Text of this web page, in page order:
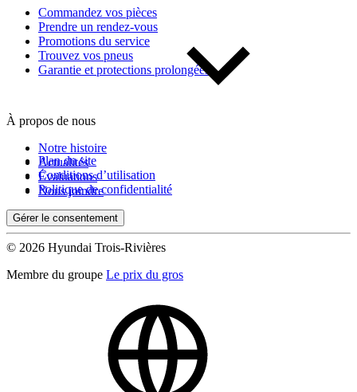
De 5 000 $ à 100 000 $
Paiement hebdo
Kilométrage
De 0 km à 500 000 km
(0)
Commandez vos pièces
Prendre un rendez-vous
Promotions du service
Trouvez vos pneus
Garantie et protections prolongées
À propos de nous
Notre histoire
Actualités
Évaluations
Nous joindre
Plan du site
Conditions d’utilisation
Politique de confidentialité
Gérer le consentement
© 2026 Hyundai Trois-Rivières
Membre du groupe Le prix du gros